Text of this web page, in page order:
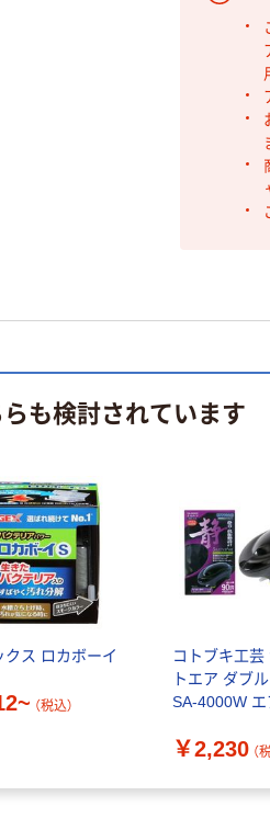
も検討されています
クス ロカボーイ
（税込）
コトブキ工芸
トエア ダブ
SA-4000W エ
90cm以下水
￥2,230 （